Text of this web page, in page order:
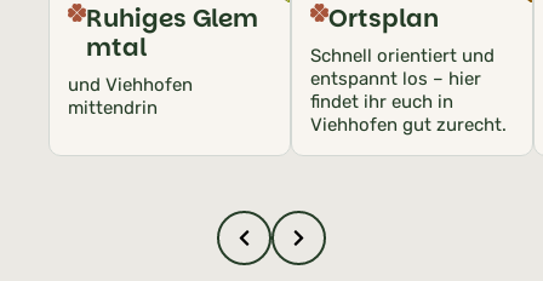
Ruhiges Glem
mtal
und Viehhofen
mittendrin
Ortsplan
Schnell orientiert und
entspannt los – hier
findet ihr euch in
Viehhofen gut zurecht.